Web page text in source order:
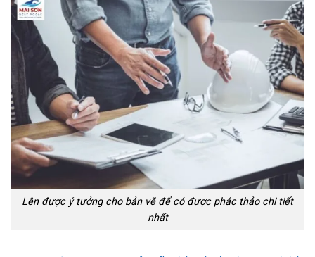
Lên được ý tưởng cho bản vẽ để có được phác thảo chi tiết
nhất